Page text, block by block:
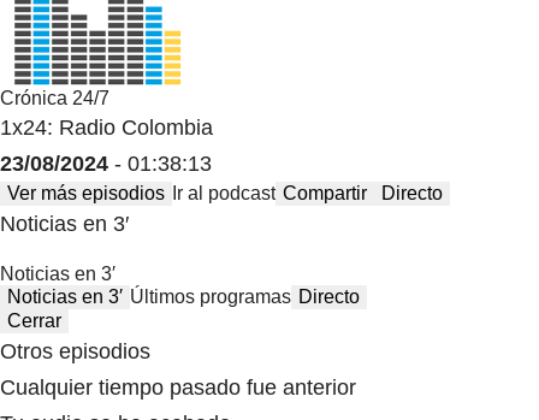
Crónica 24/7
1x24: Radio Colombia
23/08/2024 - 01:38:13
Ver más episodios Ir al podcast Compartir Directo
Noticias en 3′
Noticias en 3′
Noticias en 3′ Últimos programas Directo
Cerrar
Otros episodios
Cualquier tiempo pasado fue anterior